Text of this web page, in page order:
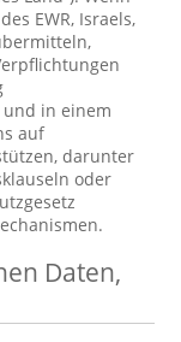
EWR, Israels,
in einem
auf
darunter
oder
Daten,